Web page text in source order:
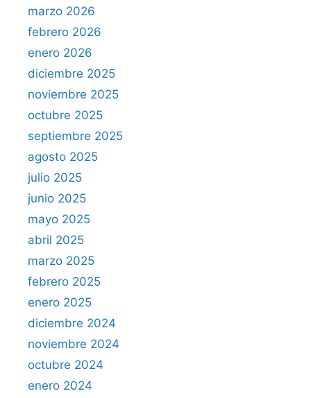
marzo 2026
febrero 2026
enero 2026
diciembre 2025
noviembre 2025
octubre 2025
septiembre 2025
agosto 2025
julio 2025
junio 2025
mayo 2025
abril 2025
marzo 2025
febrero 2025
enero 2025
diciembre 2024
noviembre 2024
octubre 2024
enero 2024